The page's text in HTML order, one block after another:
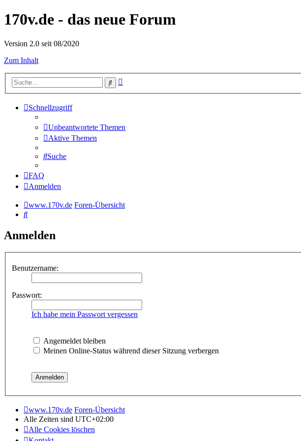
170v.de - das neue Forum
Version 2.0 seit 08/2020
Zum Inhalt
Suche
Schnellzugriff
Unbeantwortete Themen
Aktive Themen
Suche
FAQ
Anmelden
www.170v.de Foren-Übersicht
Suche
Anmelden
Benutzername:
Passwort:
Ich habe mein Passwort vergessen
Angemeldet bleiben
Meinen Online-Status während dieser Sitzung verbergen
www.170v.de Foren-Übersicht
Alle Zeiten sind UTC+02:00
Alle Cookies löschen